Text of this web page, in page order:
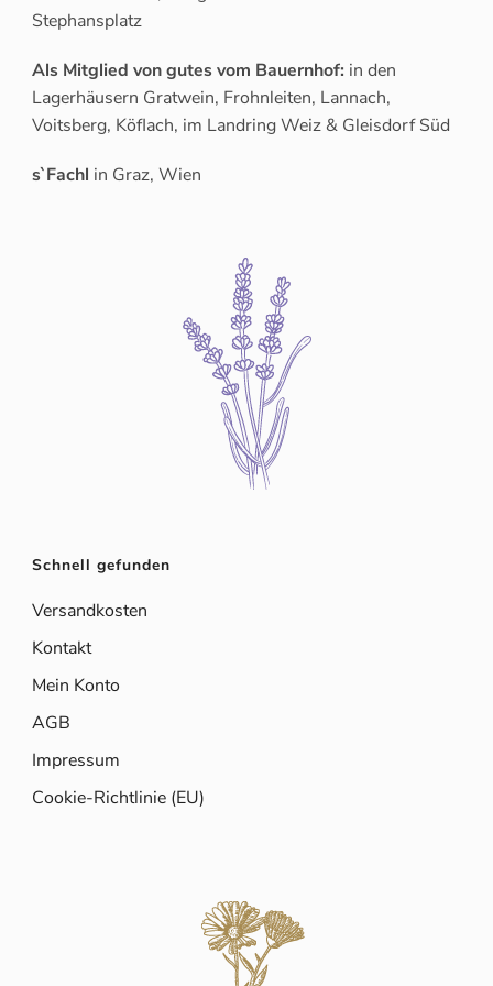
Stephansplatz
Als Mitglied von gutes vom Bauernhof: in den
Lagerhäusern Gratwein, Frohnleiten, Lannach,
Voitsberg, Köflach, im Landring Weiz & Gleisdorf Süd
s`Fachl in Graz, Wien
Schnell gefunden
Versandkosten
Kontakt
Mein Konto
AGB
Impressum
Cookie-Richtlinie (EU)